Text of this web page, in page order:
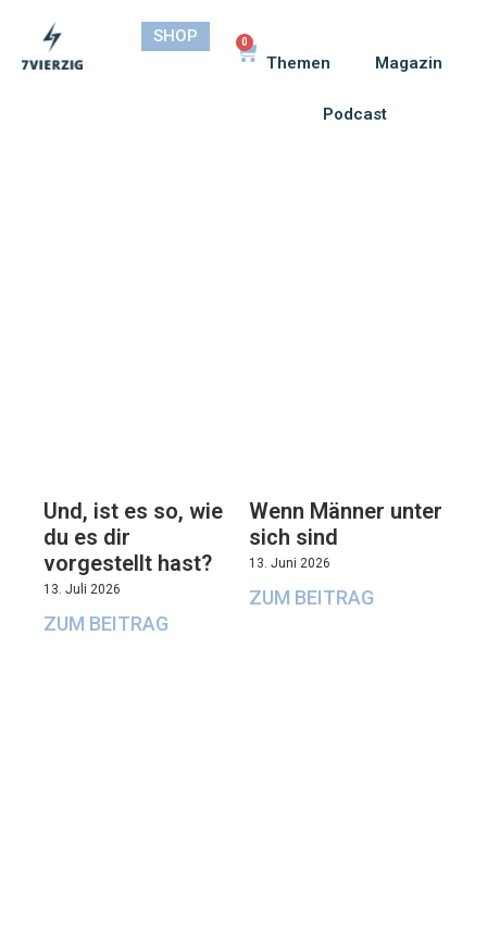
SHOP 0
Themen Magazin
Podcast
Und, ist es so, wie
du es dir
vorgestellt hast?
13. Juli 2026
ZUM BEITRAG
Wenn Männer unter
sich sind
13. Juni 2026
ZUM BEITRAG